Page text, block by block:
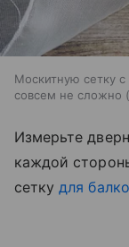
Москитную сетку с
совсем не сложно
Измерьте
каждой
сеткудля